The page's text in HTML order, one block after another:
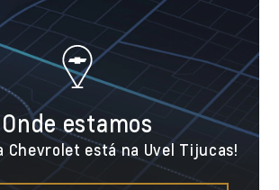
Onde estamos
Chevrolet está na Uvel Tijucas!